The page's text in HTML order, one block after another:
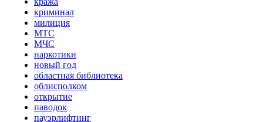
криминал
милиция
МТС
МЧС
наркотики
новый год
областная библиотека
облисполком
открытие
паводок
пауэрлифтинг